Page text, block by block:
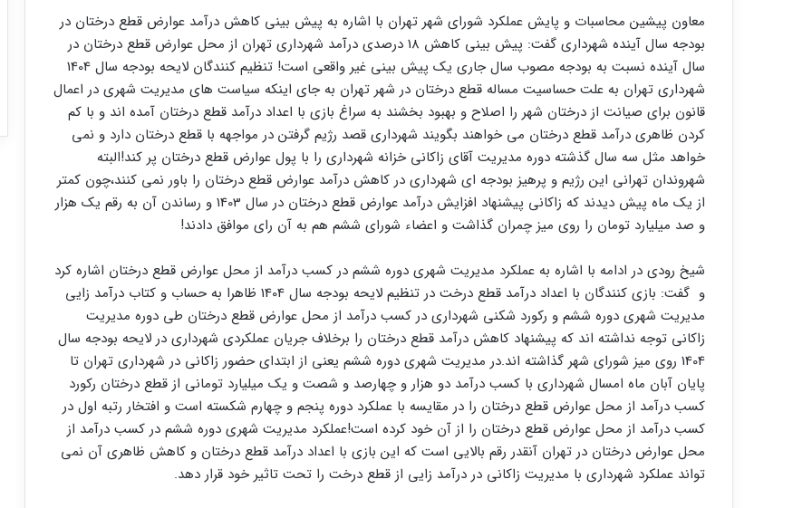
معاون پیشین محاسبات و پایش عملکرد شورای شهر تهران با اشاره به پیش بینی کاهش درآمد عوارض قطع درختان در
بودجه سال آینده شهرداری گفت: پیش بینی کاهش 18 درصدی درآمد شهرداری تهران از محل عوارض قطع درختان در
سال آینده نسبت به بودجه مصوب سال جاری یک پیش بینی غیر واقعی است! تنظیم کنندگان لایحه بودجه سال 1404
شهرداری تهران به علت حساسیت مساله قطع درختان در شهر تهران به جای اینکه سیاست های مدیریت شهری در اعمال
قانون برای صیانت از درختان شهر را اصلاح و بهبود بخشند به سراغ بازی با اعداد درآمد قطع درختان آمده اند و با کم
کردن ظاهری درآمد قطع درختان می خواهند بگویند شهرداری قصد رژیم گرفتن در مواجهه با قطع درختان دارد و نمی
خواهد مثل سه سال گذشته دوره مدیریت آقای زاکانی خزانه شهرداری را با پول عوارض قطع درختان پر کند!البته
شهروندان تهرانی این رژیم و پرهیز بودجه ای شهرداری در کاهش درآمد عوارض قطع درختان را باور نمی کنند،چون کمتر
از یک ماه پیش دیدند که زاکانی پیشنهاد افزایش درآمد عوارض قطع درختان در سال 1403 و رساندن آن به رقم یک هزار
و صد میلیارد تومان را روی میز چمران گذاشت و اعضاء شورای ششم هم به آن رای موافق دادند!
شیخ رودی در ادامه با اشاره به عملکرد مدیریت شهری دوره ششم در کسب درآمد از محل عوارض قطع درختان اشاره کرد
و گفت: بازی کنندگان با اعداد درآمد قطع درخت در تنظیم لایحه بودجه سال 1404 ظاهرا به حساب و کتاب درآمد زایی
مدیریت شهری دوره ششم و رکورد شکنی شهرداری در کسب درآمد از محل عوارض قطع درختان طی دوره مدیریت
زاکانی توجه نداشته اند که پیشنهاد کاهش درآمد قطع درختان را برخلاف جریان عملکردی شهرداری در لایحه بودجه سال
1404 روی میز شورای شهر گذاشته اند.در مدیریت شهری دوره ششم یعنی از ابتدای حضور زاکانی در شهرداری تهران تا
پایان آبان ماه امسال شهرداری با کسب درآمد دو هزار و چهارصد و شصت و یک میلیارد تومانی از قطع درختان رکورد
کسب درآمد از محل عوارض قطع درختان را در مقایسه با عملکرد دوره پنجم و چهارم شکسته است و افتخار رتبه اول در
کسب درآمد از محل عوارض قطع درختان را از آن خود کرده است!عملکرد مدیریت شهری دوره ششم در کسب درآمد از
محل عوارض درختان در تهران آنقدر رقم بالایی است که این بازی با اعداد درآمد قطع درختان و کاهش ظاهری آن نمی
تواند عملکرد شهرداری با مدیریت زاکانی در درآمد زایی از قطع درخت را تحت تاثیر خود قرار دهد.